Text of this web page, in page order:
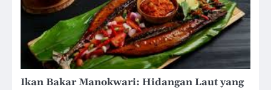
Ikan Bakar Manokwari: Hidangan Laut yang